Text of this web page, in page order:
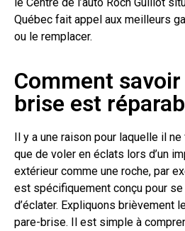
Québec fait appel aux meilleurs
ou le remplacer.
Comment
brise est
Il y a une raison pour laquelle il
que de voler en éclats lors d’un
extérieur comme une roche, par
est spécifiquement conçu pour
d’éclater. Expliquons brièvement
pare-brise. Il est simple à